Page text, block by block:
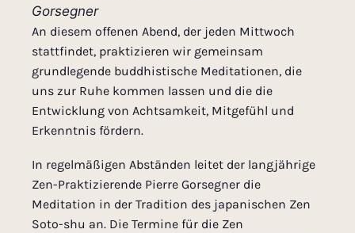
Gorsegner
An diesem offenen Abend, der jeden Mittwoch
stattfindet, praktizieren wir gemeinsam
grundlegende buddhistische Meditationen, die
uns zur Ruhe kommen lassen und die die
Entwicklung von Achtsamkeit, Mitgefühl und
Erkenntnis fördern.
In regelmäßigen Abständen leitet der langjährige
Zen-Praktizierende Pierre Gorsegner die
Meditation in der Tradition des japanischen Zen
Soto-shu an. Die Termine für die Zen